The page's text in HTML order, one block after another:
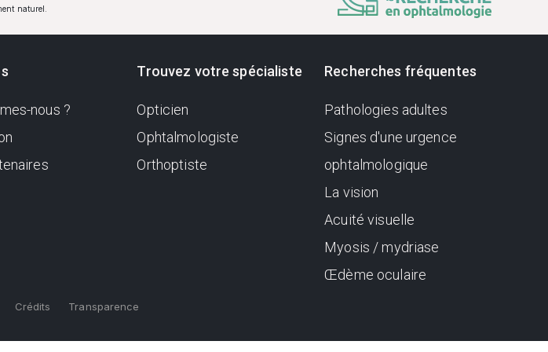
naturel.
nous ?
Trouvez votre spécialiste
Opticien
Ophtalmologiste
Orthoptiste
Recherches fréquentes
Pathologies adultes
Signes d'une urgence
ophtalmologique
La vision
Acuité visuelle
Myosis / mydriase
Œdème oculaire
Crédits Transparence